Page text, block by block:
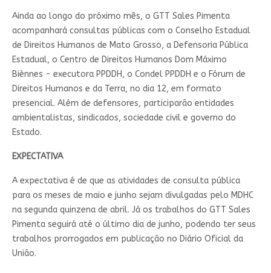
Ainda ao longo do próximo mês, o GTT Sales Pimenta
acompanhará consultas públicas com o Conselho Estadual
de Direitos Humanos de Mato Grosso, a Defensoria Pública
Estadual, o Centro de Direitos Humanos Dom Máximo
Biènnes - executora PPDDH, o Condel PPDDH e o Fórum de
Direitos Humanos e da Terra, no dia 12, em formato
presencial. Além de defensores, participarão entidades
ambientalistas, sindicados, sociedade civil e governo do
Estado.
EXPECTATIVA
A expectativa é de que as atividades de consulta pública
para os meses de maio e junho sejam divulgadas pelo MDHC
na segunda quinzena de abril. Já os trabalhos do GTT Sales
Pimenta seguirá até o último dia de junho, podendo ter seus
trabalhos prorrogados em publicação no Diário Oficial da
União.